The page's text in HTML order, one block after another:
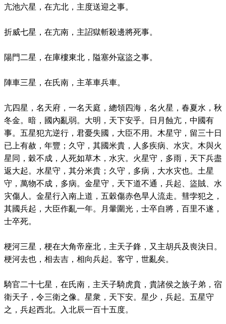
亢池六星，在亢北，主度送迎之事。
折威七星，在亢南，主詔獄斬殺邊將死事。
陽門二星，在庫樓東北，隘塞外寇盜之事。
陣車三星，在氏南，主革車兵車。
亢四星，名天府，一名天庭，總領四海，名火星，春夏水，秋
冬金。暗，國內亂弱。大明，天下安乎。日月蝕亢，中國有
事。五星犯亢逆行，君憂失國，大臣不用。木星守，留三十日
已上有赦，年豐；久守，其國米貴，人多疾病、水灾。木與火
星同，穀不成，人死如草木，水灾。火星守，多雨，天下兵盡
返大起。水星守，其分米貴；久守，多病，大水灾也。土星
守，萬物不成，多病。金星守，天下道不通，兵起、盜賊、水
灾傷人。金星行入南上道，五穀傷赤色旱人流走。彗孛犯之，
其國兵起，大臣作亂一年。月暈圍光，士卒自將，百里不遂，
士卒死。
梗河三星，梗在大角帝座北，主天子鋒，又主胡兵及喪決日。
梗河去也，相去吉，相向兵起。客守，世亂矣。
騎官二十七星，在氏南，主天子騎虎賁，貴諸侯之族子弟，宿
衛天子，令三衛之像。星衆，天下安。星少，兵起。五星守
之，兵起西北。入北辰一百十五度。